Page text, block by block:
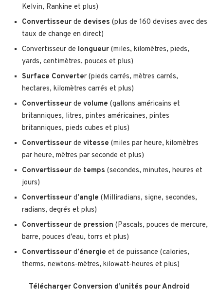
Kelvin, Rankine et plus)
Convertisseur de devises (plus de 160 devises avec des
taux de change en direct)
Convertisseur de longueur (miles, kilomètres, pieds,
yards, centimètres, pouces et plus)
Surface Converter (pieds carrés, mètres carrés,
hectares, kilomètres carrés et plus)
Convertisseur de volume (gallons américains et
britanniques, litres, pintes américaines, pintes
britanniques, pieds cubes et plus)
Convertisseur de vitesse (miles par heure, kilomètres
par heure, mètres par seconde et plus)
Convertisseur de temps (secondes, minutes, heures et
jours)
Convertisseur d’angle (Milliradians, signe, secondes,
radians, degrés et plus)
Convertisseur de pression (Pascals, pouces de mercure,
barre, pouces d’eau, torrs et plus)
Convertisseur d’énergie et de puissance (calories,
therms, newtons-mètres, kilowatt-heures et plus)
Télécharger Conversion d’unités pour Android